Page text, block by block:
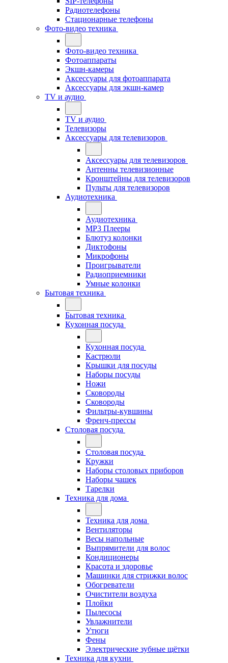
Радиотелефоны
Стационарные телефоны
Фото-видео техника
Фото-видео техника
Фотоаппараты
Экшн-камеры
Аксессуары для фотоаппарата
Аксессуары для экшн-камер
TV и аудио
TV и аудио
Телевизоры
Аксессуары для телевизоров
Аксессуары для телевизоров
Антенны телевизионные
Кронштейны для телевизоров
Пульты для телевизоров
Аудиотехника
Аудиотехника
MP3 Плееры
Блютуз колонки
Диктофоны
Микрофоны
Проигрыватели
Радиоприемники
Умные колонки
Бытовая техника
Бытовая техника
Кухонная посуда
Кухонная посуда
Кастрюли
Крышки для посуды
Наборы посуды
Ножи
Сковороды
Сковороды
Фильтры-кувшины
Френч-прессы
Столовая посуда
Столовая посуда
Кружки
Наборы столовых приборов
Наборы чашек
Тарелки
Техника для дома
Техника для дома
Вентиляторы
Весы напольные
Выпрямители для волос
Кондиционеры
Красота и здоровье
Машинки для стрижки волос
Обогреватели
Очистители воздуха
Плойки
Пылесосы
Увлажнители
Утюги
Фены
Электрические зубные щётки
Техника для кухни